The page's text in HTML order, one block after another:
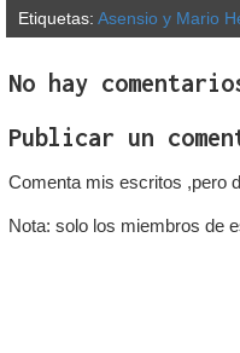
Etiquetas: Asensio y Mario
No hay
Publicar un
Comenta mis escritos ,pero
Nota: solo los miembros de